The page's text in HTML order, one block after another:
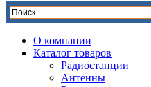
О компании
Каталог товаров
Радиостанции
Антенны